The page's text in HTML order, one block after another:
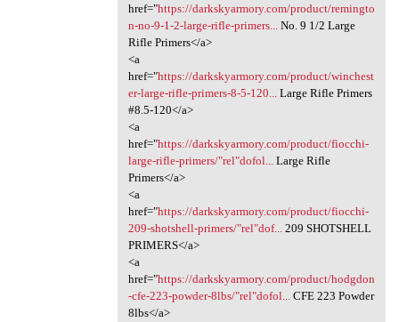
href="https://darkskyarmory.com/product/remingto
n-no-9-1-2-large-rifle-primers...No. 9 1/2 Large
Rifle Primers</a>
<a
href="https://darkskyarmory.com/product/winchest
er-large-rifle-primers-8-5-120...Large Rifle Primers
#8.5-120</a>
<a
href="https://darkskyarmory.com/product/fiocchi-
large-rifle-primers/"rel"dofol...Large Rifle
Primers</a>
<a
href="https://darkskyarmory.com/product/fiocchi-
209-shotshell-primers/"rel"dof...209 SHOTSHELL
PRIMERS</a>
<a
href="https://darkskyarmory.com/product/hodgdon
-cfe-223-powder-8lbs/"rel"dofol...CFE 223 Powder
8lbs</a>